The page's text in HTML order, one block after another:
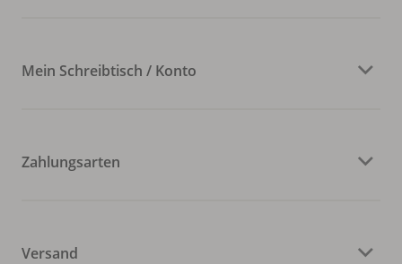
Mein Schreibtisch / Konto
Zahlungsarten
Versand